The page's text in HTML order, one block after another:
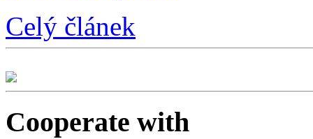
Celý článek
Cooperate with